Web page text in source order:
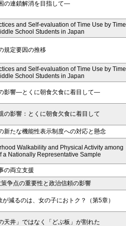
の連鎖解消を目指して―
and Self-evaluation of Time Use by Time
School Students in Japan
規定要因の推移
and Self-evaluation of Time Use by Time
School Students in Japan
影響―とくに朝食欠食に着目して―
の影響：とくに朝食欠食に着目して
新たな機能性表示制度への対応と懸念
Walkability and Physical Activity among
a Nationally Representative Sample
の両立支援
争点の重要性と政治信頼の影響
減るのは、女の子におトク？（第5章）
天井」ではなく「どぶ板」が割れた